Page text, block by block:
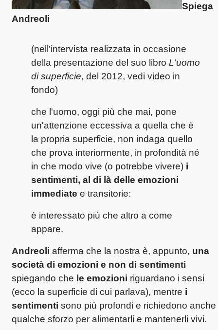
Spiega
Andreoli
(nell'intervista realizzata in occasione
della presentazione del suo libro L'uomo
di superficie, del 2012, vedi video in
fondo)
che l'uomo, oggi più che mai, pone
un'attenzione eccessiva a quella che è
la propria superficie, non indaga quello
che prova interiormente, in profondità né
in che modo vive (o potrebbe vivere) i
sentimenti, al di là delle emozioni
immediate e transitorie:
è interessato più che altro a come
appare.
Andreoli afferma che la nostra è, appunto, una
società di emozioni e non di sentimenti
spiegando che le emozioni riguardano i sensi
(ecco la superficie di cui parlava), mentre i
sentimenti sono più profondi e richiedono anche
qualche sforzo per alimentarli e mantenerli vivi.